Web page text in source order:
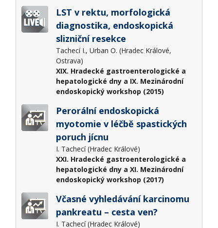
LST v rektu, morfologická
diagnostika, endoskopická
slizniční resekce
Tachecí I., Urban O. (Hradec Králové,
Ostrava)
XIX. Hradecké gastroenterologické a
hepatologické dny a IX. Mezinárodní
endoskopický workshop (2015)
Perorální endoskopická
myotomie v léčbě spastických
poruch jícnu
I. Tachecí (Hradec Králové)
XXI. Hradecké gastroenterologické a
hepatologické dny a XI. Mezinárodní
endoskopický workshop (2017)
Včasné vyhledávání karcinomu
pankreatu – cesta ven?
I. Tachecí (Hradec Králové)